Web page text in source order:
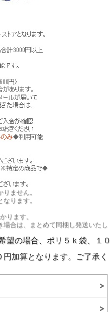
ごはんがおい
ます。 『食
』。そんな気
ています。
ません。
なります。
ります。
合は、まとめて同梱し発送いたし
望の場合、ポリ５ｋ袋、１０
加算となります。ご了承く